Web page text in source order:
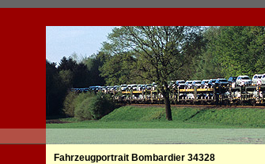
Fahrzeugportrait Bombardier 34328